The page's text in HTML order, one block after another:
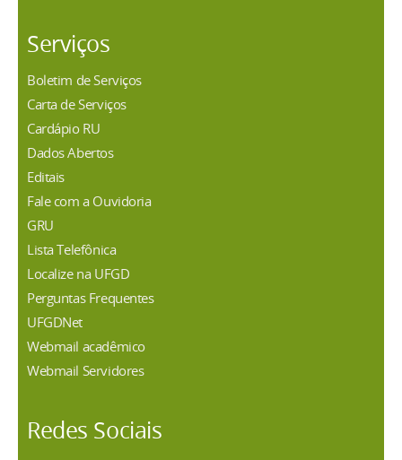
Serviços
Boletim de Serviços
Carta de Serviços
Cardápio RU
Dados Abertos
Editais
Fale com a Ouvidoria
GRU
Lista Telefônica
Localize na UFGD
Perguntas Frequentes
UFGDNet
Webmail acadêmico
Webmail Servidores
Redes Sociais